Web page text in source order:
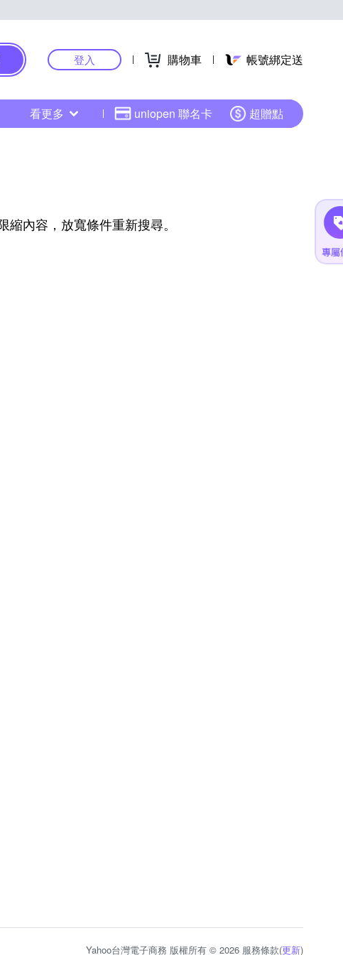
登入 購物車 帳號綁定送
看更多 uniopen 聯名卡 超贈點
內容，放寬條件重新搜尋。
Yahoo台灣電子商務 版權所有 © 2026 服務條款(更新)